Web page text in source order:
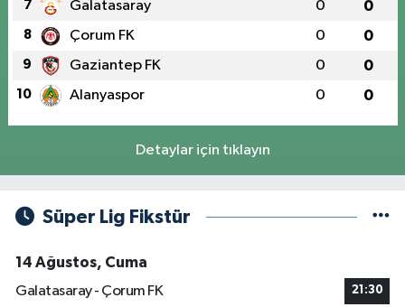
7 Galatasaray 0 0
8 Çorum FK 0 0
9 Gaziantep FK 0 0
10 Alanyaspor 0 0
Detaylar için tıklayın
Süper Lig Fikstür
14 Ağustos, Cuma
Galatasaray - Çorum FK
21:30